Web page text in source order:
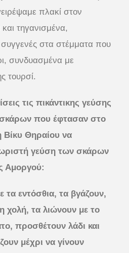
πλακί στον
τηγανισμένα,
στα στέμματα που
συνδυασμένα με
τουρσί.
τις πικάντικης γεύσης
που έφτασαν στο
Βίκυ Θηραίου να
γεύση των σκάρων
Αμοργού:
εντόσθια, τα βγάζουν,
χολή, τα λιώνουν με το
προσθέτουν λάδι και
μέχρι να γίνουν